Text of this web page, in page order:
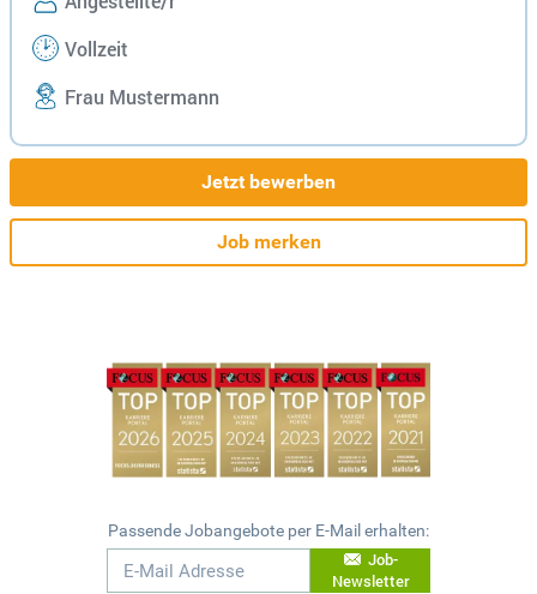
Vollzeit
Frau Mustermann
Jetzt bewerben
Job merken
Passende Jobangebote per E-Mail erhalten:
Job-
Newsletter